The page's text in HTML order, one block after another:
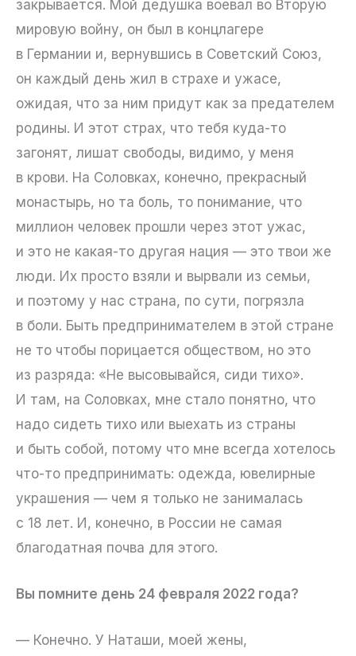
закрывается. Мой дедушка воевал во Вторую
мировую войну, он был в концлагере
в Германии и, вернувшись в Советский Союз,
он каждый день жил в страхе и ужасе,
ожидая, что за ним придут как за предателем
родины. И этот страх, что тебя куда-то
загонят, лишат свободы, видимо, у меня
в крови. На Соловках, конечно, прекрасный
монастырь, но та боль, то понимание, что
миллион человек прошли через этот ужас,
и это не какая-то другая нация — это твои же
люди. Их просто взяли и вырвали из семьи,
и поэтому у нас страна, по сути, погрязла
в боли. Быть предпринимателем в этой стране
не то чтобы порицается обществом, но это
из разряда: «Не высовывайся, сиди тихо».
И там, на Соловках, мне стало понятно, что
надо сидеть тихо или выехать из страны
и быть собой, потому что мне всегда хотелось
что-то предпринимать: одежда, ювелирные
украшения — чем я только не занималась
с 18 лет. И, конечно, в России не самая
благодатная почва для этого.
Вы помните день 24 февраля 2022 года?
— Конечно. У Наташи, моей жены,